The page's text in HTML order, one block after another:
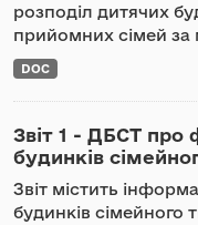
розподіл дитячих
прийомних сімей за
DOC
Звіт 1 - ДБСТ про
будинків
Звіт містить
будинків сімейного